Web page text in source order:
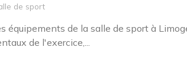
de sport
équipements de la salle de sport à
de l'exercice,...